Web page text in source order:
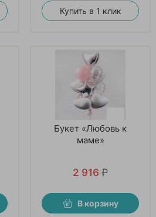
Купить в 1 клик
Букет «Любовь к
маме»
2 916 ₽
В корзину